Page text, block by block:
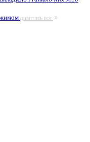
дивитись все